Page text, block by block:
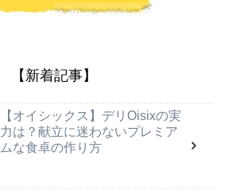
【新着記事】
【オイシックス】デリOisixの実
力は？献立に迷わないプレミア
ムな食卓の作り方